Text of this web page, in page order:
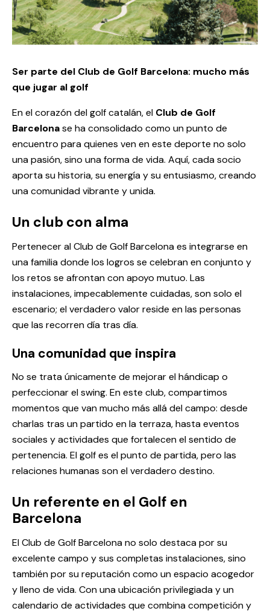
Ser parte del Club de Golf Barcelona: mucho más
que jugar al golf
En el corazón del golf catalán, el Club de Golf
Barcelonase ha consolidado como un punto de
encuentro para quienes ven en este deporte no solo
una pasión, sino una forma de vida. Aquí, cada socio
aporta su historia, su energía y su entusiasmo, creando
una comunidad vibrante y unida.
Un club con alma
Pertenecer al Club de Golf Barcelona es integrarse en
una familia donde los logros se celebran en conjunto y
los retos se afrontan con apoyo mutuo. Las
instalaciones, impecablemente cuidadas, son solo el
escenario; el verdadero valor reside en las personas
que las recorren día tras día.
Una comunidad que inspira
No se trata únicamente de mejorar el hándicap o
perfeccionar el swing. En este club, compartimos
momentos que van mucho más allá del campo: desde
charlas tras un partido en la terraza, hasta eventos
sociales y actividades que fortalecen el sentido de
pertenencia. El golf es el punto de partida, pero las
relaciones humanas son el verdadero destino.
Un referente en el Golf en
Barcelona
El Club de Golf Barcelona no solo destaca por su
excelente campo y sus completas instalaciones, sino
también por su reputación como un espacio acogedor
y lleno de vida. Con una ubicación privilegiada y un
calendario de actividades que combina competición y